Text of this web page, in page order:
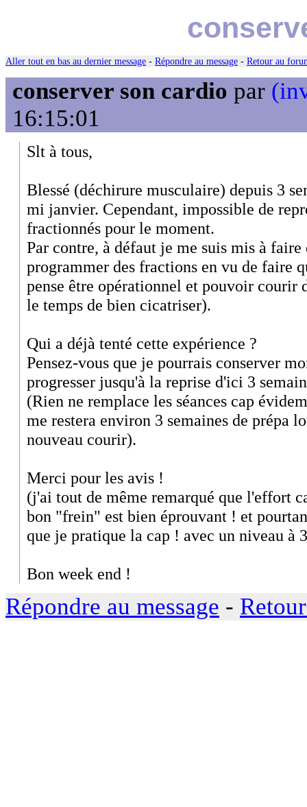
Aller tout en bas au dernier message - Répondre au message - Retour au
conserver son cardio par
16:15:01
Slt à tous,
Blessé (déchirure musculaire) depuis 3
mi janvier. Cependant, impossible de
fractionnés pour le moment.
Par contre, à défaut je me suis mis à
programmer des fractions en vu de faire
pense être opérationnel et pouvoir courir
le temps de bien cicatriser).
Qui a déjà tenté cette expérience ?
Pensez-vous que je pourrais conserver
progresser jusqu'à la reprise d'ici 3
(Rien ne remplace les séances cap
me restera environ 3 semaines de prépa
nouveau courir).
Merci pour les avis !
(j'ai tout de même remarqué que l'effort
bon "frein" est bien éprouvant ! et
que je pratique la cap ! avec un niveau à
Bon week end !
Répondre au message -